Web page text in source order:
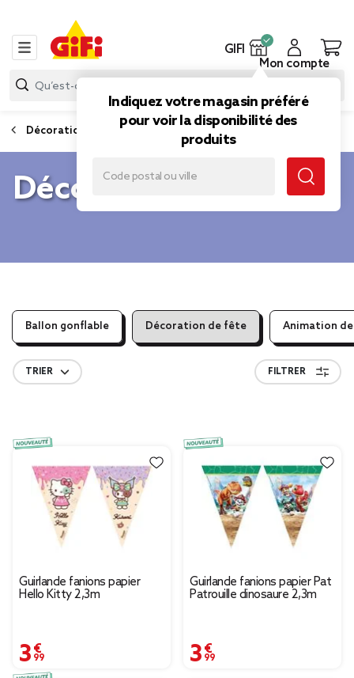
GIFI
Indiquez votre magasin préféré
pour voir la disponibilité des
produits
Mon compte
Décoration et animation de fête
Décoration de fête
Ballon gonflable Décoration de fête Animation
TRIER FILTRER
Guirlande fanions papier
Hello Kitty 2,3m
3,99 €
Guirlande fanions papier Pat
Patrouille dinosaure 2,3m
3,99 €